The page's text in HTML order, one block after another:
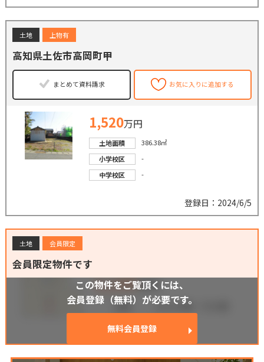
土地 上物有
高知県土佐市高岡町甲
まとめて資料請求 お気に入りに追加する
1,520万円
土地面積
386.38㎡
小学校区
-
中学校区
-
登録日：2024/6/5
土地 会員限定
会員限定物件です
この物件をご覧頂くには、
会員登録（無料）が必要です。
無料会員登録